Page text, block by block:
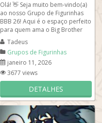
Olá! 👋 Seja muito bem-vindo(a)
ao nosso Grupo de Figurinhas
BBB 26! Aqui é o espaço perfeito
para quem ama o Big Brother
Brasil e não perde nenhum...
Tadeus
Grupos de Figurinhas
janeiro 11, 2026
3677 views
DETALHES